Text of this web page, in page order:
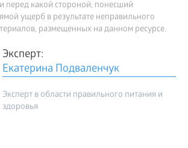
перед какой стороной, понесший
ущерб в результате неправильного
размещенных на данном ресурсе.
Эксперт:
Екатерина Подваленчук
Эксперт в области правильного питания и
здоровья